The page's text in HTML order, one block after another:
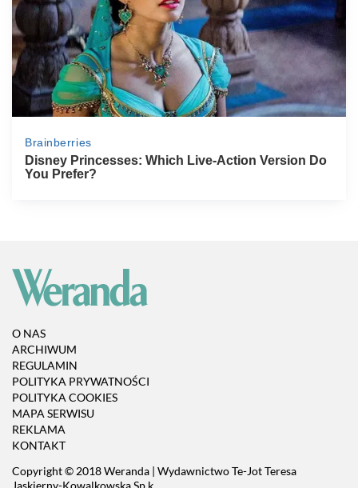
O NAS
ARCHIWUM
REGULAMIN
POLITYKA PRYWATNOŚCI
POLITYKA COOKIES
MAPA SERWISU
REKLAMA
KONTAKT
Copyright © 2018 Weranda | Wydawnictwo Te-Jot Teresa
Jaskierny-Kowalkowska Sp.k.